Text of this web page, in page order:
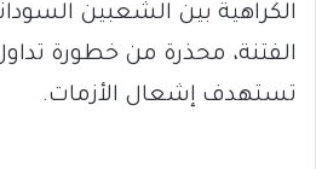
الكراهية بين الشعبين
الفتنة، محذرة من خطورة
تستهدف إشعال الأزمات.